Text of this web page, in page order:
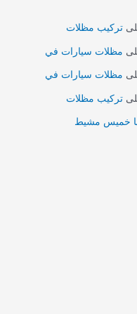
تركيب مظلات
مظلات سيارات في
مظلات سيارات في
تركيب مظلات
خميس مشيط